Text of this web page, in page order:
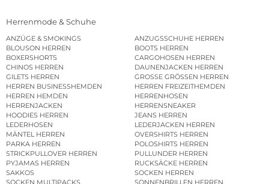
Herrenmode & Schuhe
ANZÜGE & SMOKINGS
ANZUGSSCHUHE HERREN
BLOUSON HERREN
BOOTS HERREN
BOXERSHORTS
CARGOHOSEN HERREN
CHINOS HERREN
DAUNENJACKEN HERREN
GILETS HERREN
GROSSE GRÖSSEN HERREN
HERREN BUSINESSHEMDEN
HERREN FREIZEITHEMDEN
HERREN HEMDEN
HERRENHOSEN
HERRENJACKEN
HERRENSNEAKER
HOODIES HERREN
JEANS HERREN
LEDERHOSEN
LEDERJACKEN HERREN
MÄNTEL HERREN
OVERSHIRTS HERREN
PARKA HERREN
POLOSHIRTS HERREN
STRICKPULLOVER HERREN
PULLUNDER HERREN
PYJAMAS HERREN
RUCKSÄCKE HERREN
SAKKOS
SOCKEN HERREN
SOCKEN MULTIPACKS
SONNENBRILLEN HERREN